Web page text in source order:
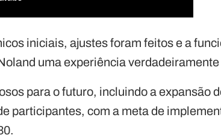
iniciais, ajustes foram feitos e a
uma experiência
para o futuro, incluindo a expansão
participantes, com a meta de